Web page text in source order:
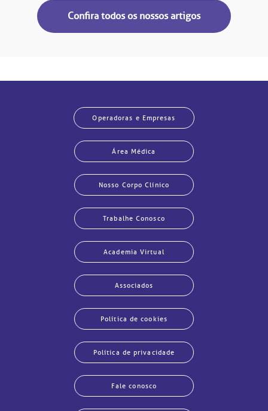
Confira todos os nossos artigos
Operadoras e Empresas
Área Médica
Nosso Corpo Clínico
Trabalhe Conosco
Academia Virtual
Associados
Política de cookies
Política de privacidade
Fale conosco